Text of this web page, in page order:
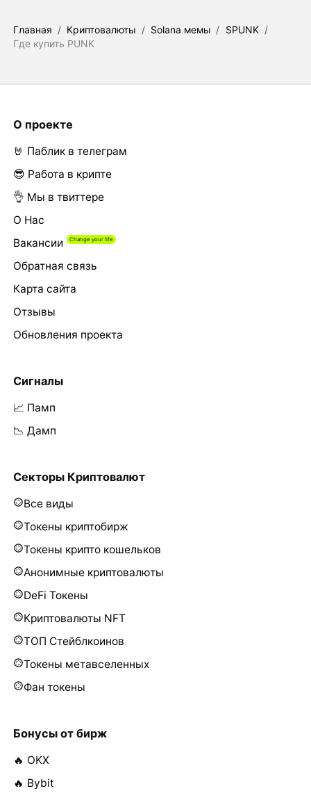
Главная / Криптовалюты / Solana мемы / SPUNK /
Где купить PUNK
О проекте
🤘 Паблик в телеграм
😎 Работа в крипте
👌 Мы в твиттере
О Нас
Вакансии
Обратная связь
Карта сайта
Отзывы
Обновления проекта
Сигналы
📈 Памп
📉 Дамп
Секторы Криптовалют
Все виды
Токены криптобирж
Токены крипто кошельков
Анонимные криптовалюты
DeFi Токены
Криптовалюты NFT
ТОП Стейблкоинов
Токены метавселенных
Фан токены
Бонусы от бирж
🔥 OKX
🔥 Bybit